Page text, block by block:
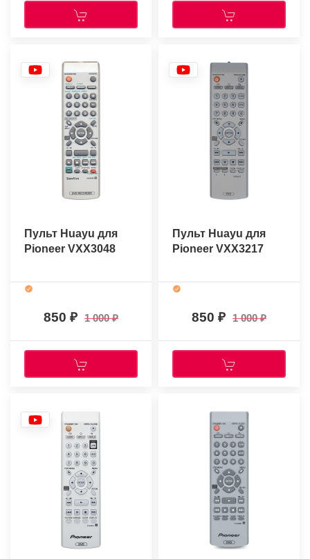
Пульт Huayu для
Pioneer VXX3048
850 1 000
Пульт Huayu для
Pioneer VXX3217
850 1 000